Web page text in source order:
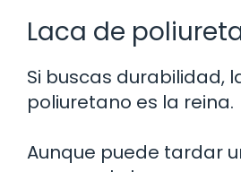
Laca de
Si buscas durabilidad,
poliuretano es la reina.
Aunque puede tardar